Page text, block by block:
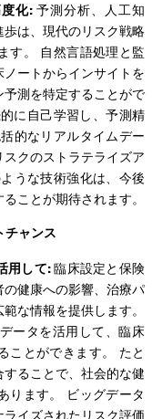
化: 予測分析、人工知
は、現代のリスク戦略
す。 自然言語処理と監
ートからインサイトを
測を特定することがで
に自己学習し、予測精
的なリアルタイムデー
クのストラテライズア
うな技術強化は、今後
ことが期待されます。
ャンス
用して:臨床設定と保険
健康への影響、治療パ
な情報を提供します。
ータを活用して、臨床
ことができます。 たと
ることで、社会的な健
ります。 ビッグデータ
イズされたリスク評価